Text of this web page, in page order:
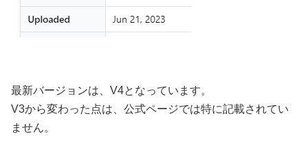
最新バージョンは、V4となっています。
V3から変わった点は、公式ページでは特に記載されてい
ません。